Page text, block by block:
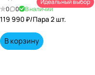
0 0 В наличии
Идеальный выбор
119 990 ₽/Пара 2 шт.
В корзину